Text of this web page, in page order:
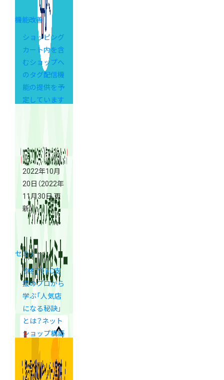
機能改善
ショッピング
カート内を含
むショップへ
のタグ配信機
能の提供を予
定しています
2022年10月
20日 （2022年
11月30日 更
新）
セミナー
《終了》EC支
援のプロから
学ぶ「人気店
になる秘訣」
とは？ネット
ショップ構築
支援3社合同
webセミナー